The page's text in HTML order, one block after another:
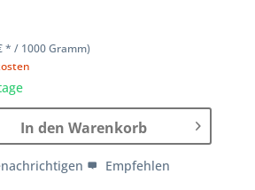
* / 1000 Gramm)
In den Warenkorb
Empfehlen